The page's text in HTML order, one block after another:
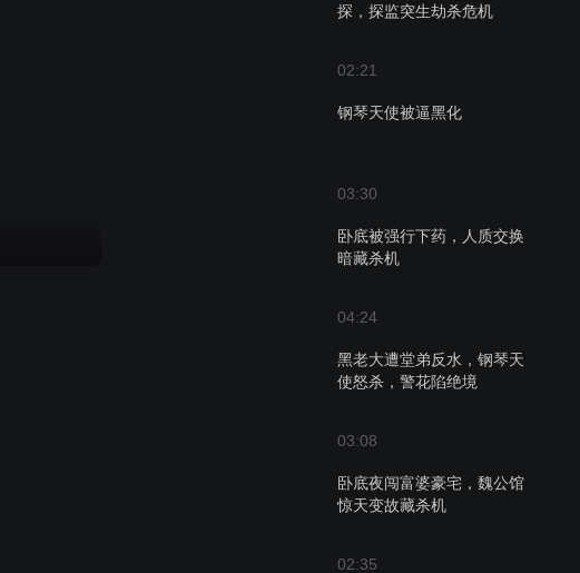
探，探监突生劫杀危机
02:21
钢琴天使被逼黑化
03:30
卧底被强行下药，人质交换
暗藏杀机
04:24
黑老大遭堂弟反水，钢琴天
使怒杀，警花陷绝境
03:08
卧底夜闯富婆豪宅，魏公馆
惊天变故藏杀机
02:35